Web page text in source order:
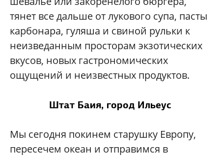
тянет все дальше от лукового супа, пасты
карбонара, гуляша и свиной рульки к
неизведанным просторам экзотических
вкусов, новых гастрономических
ощущений и неизвестных продуктов.
Штат Баия, город Ильеус
Мы сегодня покинем старушку Европу,
пересечем океан и отправимся в